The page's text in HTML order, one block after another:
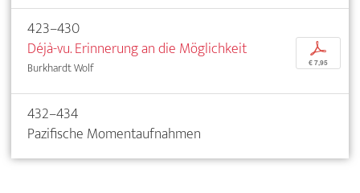
423–430
Déjà-vu. Erinnerung an die Möglichkeit
Burkhardt Wolf
p
€ 7,95
432–434
Pazifische Momentaufnahmen